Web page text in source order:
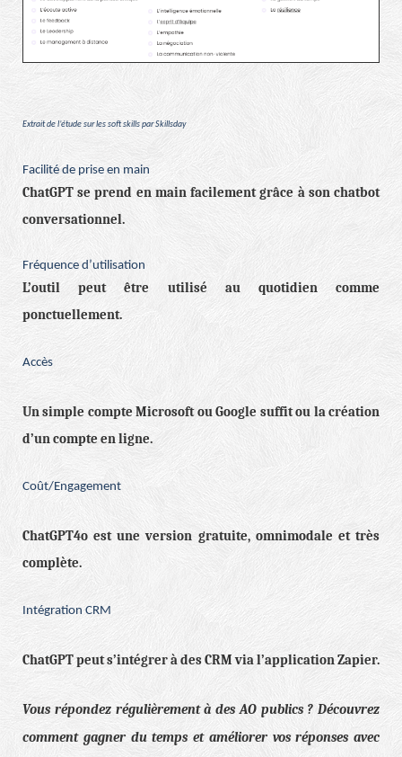
Extrait de l’étude sur les soft skills par Skillsday
Facilité de prise en main
ChatGPT se prend en main facilement grâce à son chatbot
conversationnel.
Fréquence d’utilisation
L’outil peut être utilisé au quotidien comme
ponctuellement.
Accès
Un simple compte Microsoft ou Google suffit ou la création
d’un compte en ligne.
Coût/Engagement
ChatGPT4o est une version gratuite, omnimodale et très
complète.
Intégration CRM
ChatGPT peut s’intégrer à des CRM via l’application Zapier.
Vous répondez régulièrement à des AO publics ? Découvrez
comment gagner du temps et améliorer vos réponses avec